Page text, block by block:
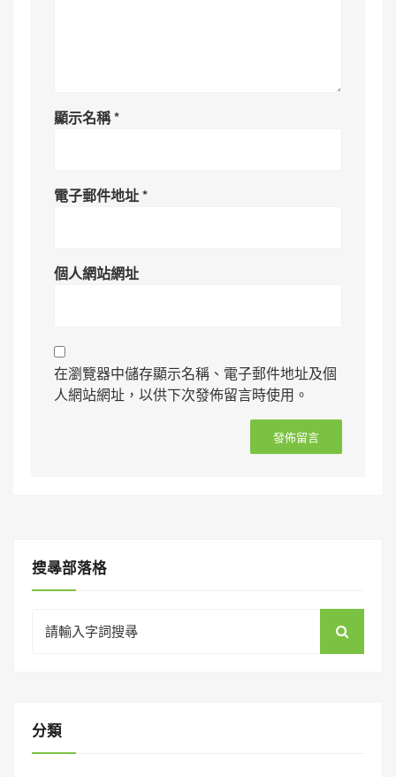
顯示名稱*
電子郵件地址*
個人網站網址
在瀏覽器中儲存顯示名稱、電子郵件地址及個
人網站網址，以供下次發佈留言時使用。
搜㝷部落格
for:
分類